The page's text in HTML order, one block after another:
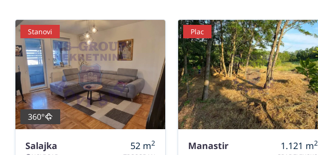
Stanovi
360°
Salajka 52 m2
Plac
Manastir
1.121 m2